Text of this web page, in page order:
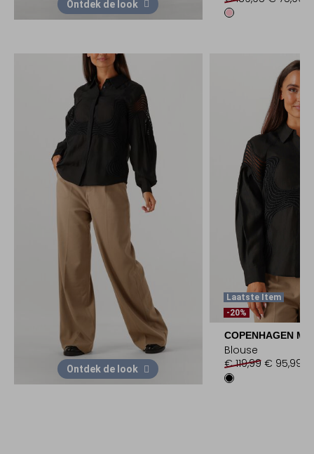
Ontdek de look
Ontdek de look
Laatste Item
-20%
COPENHAGEN
Blouse
€ 119,99 € 95,99